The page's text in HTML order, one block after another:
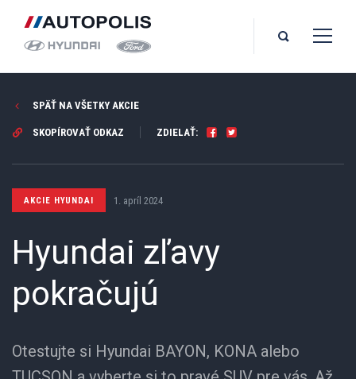
SPÄŤ NA VŠETKY AKCIE
SKOPÍROVAŤ ODKAZ ZDIELAŤ:
AKCIE HYUNDAI 1. apríl 2024
Hyundai zľavy
pokračujú
Otestujte si Hyundai BAYON, KONA alebo